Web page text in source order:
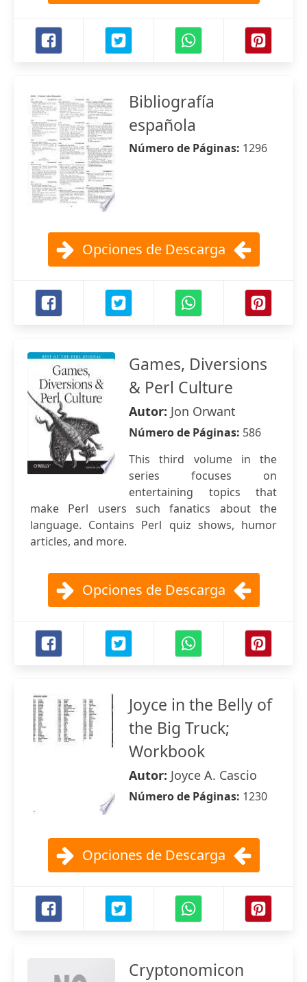
Bibliografía
española
Número de Páginas: 1296
Opciones de Descarga
Games, Diversions
& Perl Culture
Autor: Jon Orwant
Número de Páginas: 586
This third volume in the
series focuses on
entertaining topics that
make Perl users such fanatics about the
language. Contains Perl quiz shows, humor
articles, and more.
Opciones de Descarga
Joyce in the Belly of
the Big Truck;
Workbook
Autor: Joyce A. Cascio
Número de Páginas: 1230
Opciones de Descarga
Cryptonomicon